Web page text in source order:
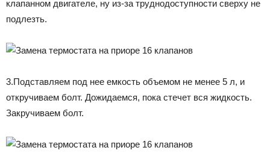
клапанном двигателе, ну из-за труднодоступности сверху не
подлезть.
3.Подставляем под нее емкость объемом не менее 5 л, и
откручиваем болт. Дожидаемся, пока стечет вся жидкость.
Закручиваем болт.